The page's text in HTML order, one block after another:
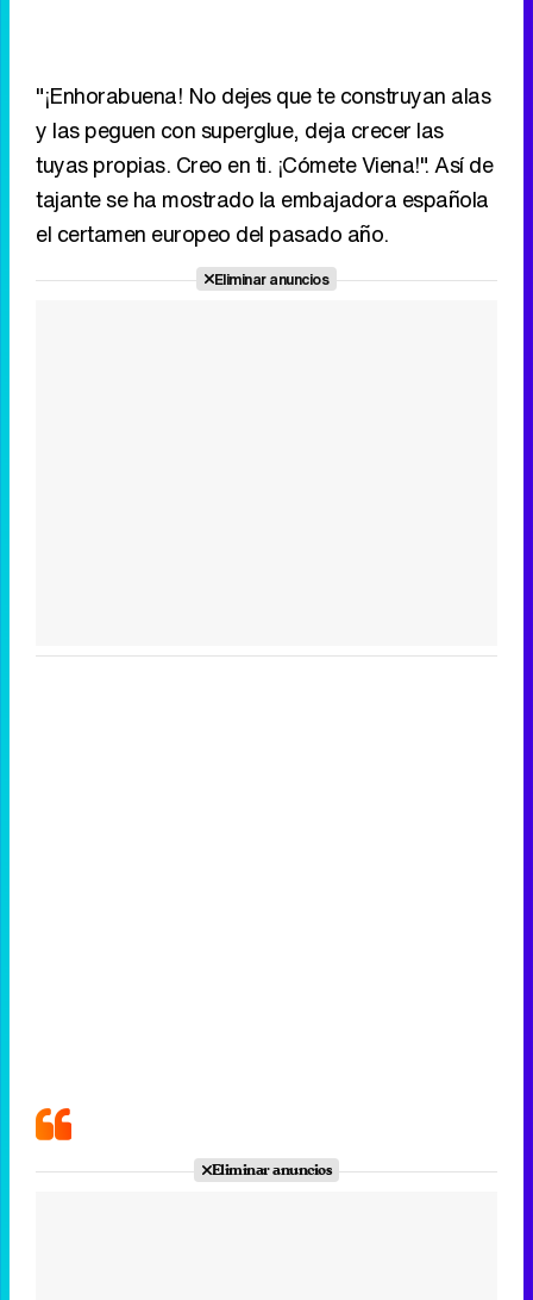
"¡Enhorabuena! No dejes que te construyan alas
y las peguen con superglue, deja crecer las
tuyas propias. Creo en ti. ¡Cómete Viena!". Así de
tajante se ha mostrado la embajadora española
el certamen europeo del pasado año.
Eliminar anuncios
Eliminar anuncios